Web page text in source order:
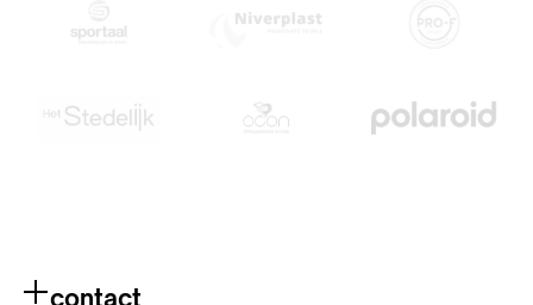
contact